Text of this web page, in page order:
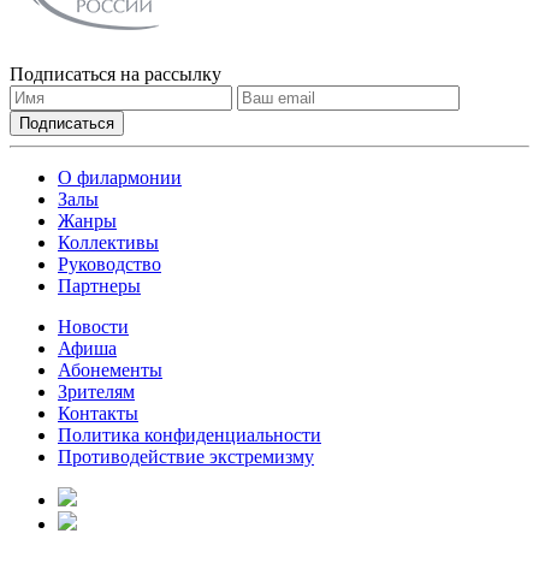
Подписаться на рассылку
О филармонии
Залы
Жанры
Коллективы
Руководство
Партнеры
Новости
Афиша
Абонементы
Зрителям
Контакты
Политика конфиденциальности
Противодействие экстремизму